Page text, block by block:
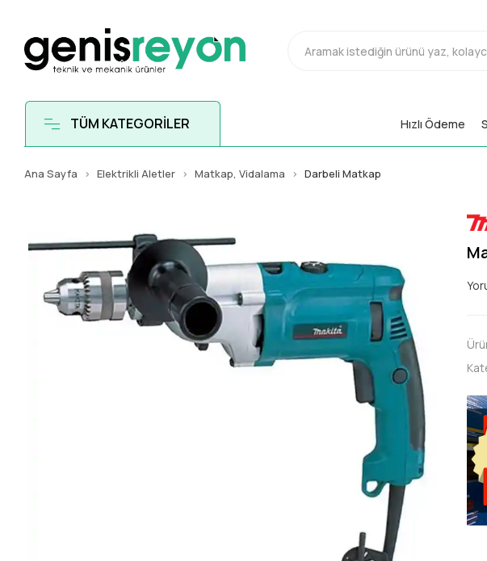
TÜM KATEGORİLER Hızlı Ödeme
Ana Sayfa Elektrikli Aletler Matkap, Vidalama Darbeli Matkap